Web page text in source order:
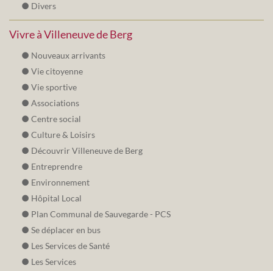
Divers
Vivre à Villeneuve de Berg
Nouveaux arrivants
Vie citoyenne
Vie sportive
Associations
Centre social
Culture & Loisirs
Découvrir Villeneuve de Berg
Entreprendre
Environnement
Hôpital Local
Plan Communal de Sauvegarde - PCS
Se déplacer en bus
Les Services de Santé
Les Services